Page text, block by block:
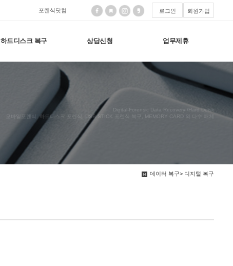
포렌식닷컴 로그인 회원가입
하드디스크 복구 상담신청 업무제휴
Digital-Forensic Data Recovery /Hard Ddisk
모바일포렌식, 하드디스크 포렌식, USB STICK 포렌식 복구, MEMORY CARD 외 다수 매체
데이터 복구> 디지털 복구